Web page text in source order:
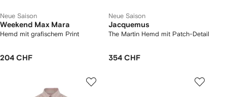
Neue Saison
Weekend Max Mara
Hemd mit grafischem Print
204 CHF
Neue Saison
Jacquemus
The Martin Hemd mit Patch-Detail
354 CHF